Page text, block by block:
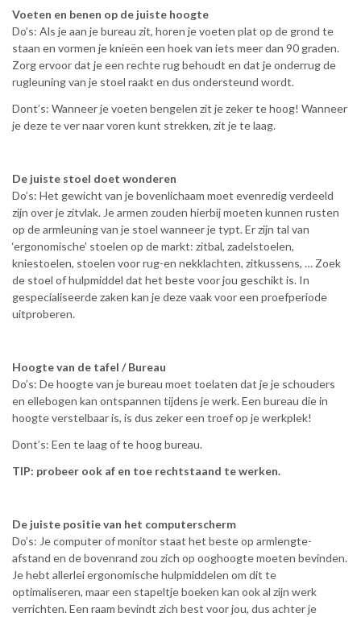
Voeten en benen op de juiste hoogte
Do’s: Als je aan je bureau zit, horen je voeten plat op de grond te
staan en vormen je knieën een hoek van iets meer dan 90 graden.
Zorg ervoor dat je een rechte rug behoudt en dat je onderrug de
rugleuning van je stoel raakt en dus ondersteund wordt.
Dont’s: Wanneer je voeten bengelen zit je zeker te hoog! Wanneer
je deze te ver naar voren kunt strekken, zit je te laag.
De juiste stoel doet wonderen
Do’s: Het gewicht van je bovenlichaam moet evenredig verdeeld
zijn over je zitvlak. Je armen zouden hierbij moeten kunnen rusten
op de armleuning van je stoel wanneer je typt. Er zijn tal van
‘ergonomische’ stoelen op de markt: zitbal, zadelstoelen,
kniestoelen, stoelen voor rug-en nekklachten, zitkussens, … Zoek
de stoel of hulpmiddel dat het beste voor jou geschikt is. In
gespecialiseerde zaken kan je deze vaak voor een proefperiode
uitproberen.
Hoogte van de tafel / Bureau
Do’s: De hoogte van je bureau moet toelaten dat je je schouders
en ellebogen kan ontspannen tijdens je werk. Een bureau die in
hoogte verstelbaar is, is dus zeker een troef op je werkplek!
Dont’s: Een te laag of te hoog bureau.
TIP: probeer ook af en toe rechtstaand te werken.
De juiste positie van het computerscherm
Do’s: Je computer of monitor staat het beste op armlengte-
afstand en de bovenrand zou zich op ooghoogte moeten bevinden.
Je hebt allerlei ergonomische hulpmiddelen om dit te
optimaliseren, maar een stapeltje boeken kan ook al zijn werk
verrichten. Een raam bevindt zich best voor jou, dus achter je